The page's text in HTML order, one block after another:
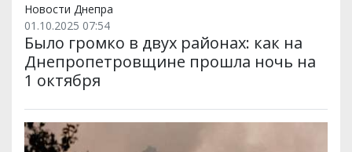
Новости Днепра
01.10.2025 07:54
Было громко в двух районах: как на
Днепропетровщине прошла ночь на
1 октября